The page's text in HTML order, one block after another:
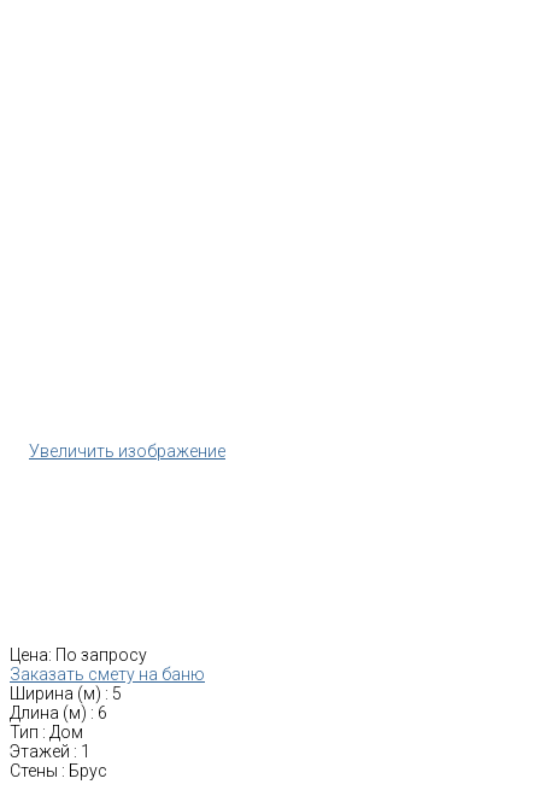
Увеличить изображение
Цена: По запросу
Заказать смету на баню
Ширина (м) : 5
Длина (м) : 6
Тип : Дом
Этажей : 1
Стены : Брус